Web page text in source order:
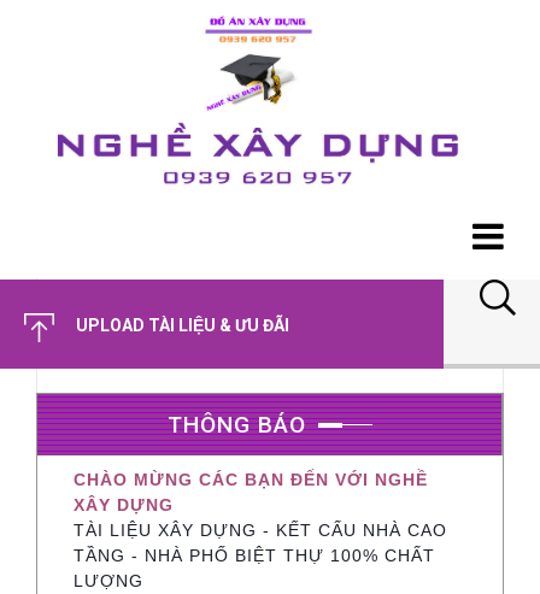
UPLOAD TÀI LIỆU & ƯU ĐÃI
THÔNG BÁO
CHÀO MỪNG CÁC BẠN ĐẾN VỚI NGHỀ
XÂY DỰNG
TÀI LIỆU XÂY DỰNG - KẾT CẤU NHÀ CAO
TẦNG - NHÀ PHỐ BIỆT THỰ 100% CHẤT
LƯỢNG